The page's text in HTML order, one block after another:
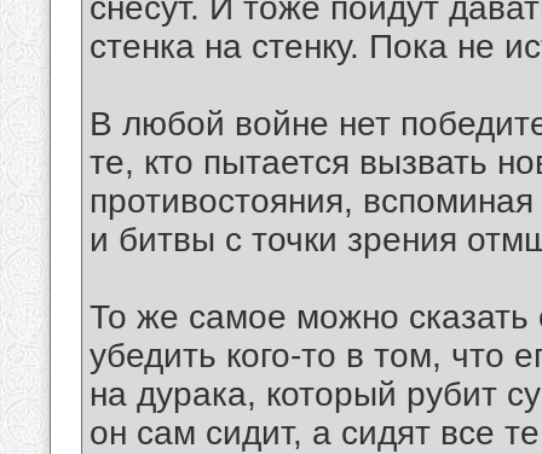
снесут. И тоже пойдут
стенка на стенку. Пока не
В любой войне нет
те, кто пытается вызвать
противостояния,
и битвы с точки зрения
То же самое можно
убедить кого-то в том, что
на дурака, который рубит
он сам сидит, а сидят все